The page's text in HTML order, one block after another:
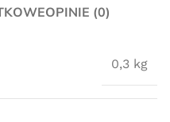
OPINIE (0)
0,3 kg